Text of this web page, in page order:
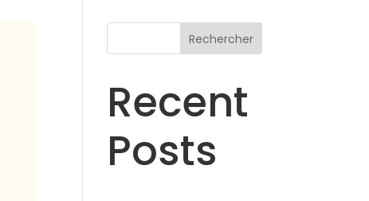
Rechercher
Recent
Posts